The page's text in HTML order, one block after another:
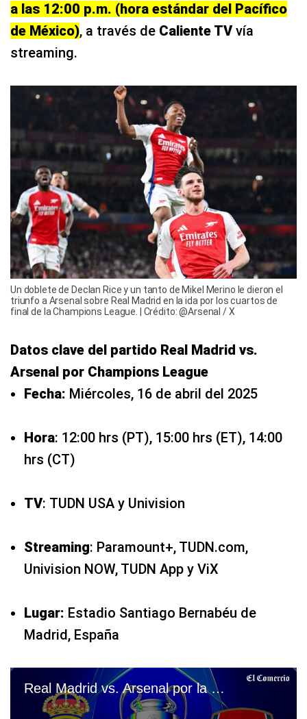
a las 12:00 p.m. (hora estándar del Pacífico
de México), a través de Caliente TVvía
streaming.
Un doblete de Declan Rice y un tanto de Mikel Merino le dieron el
triunfo a Arsenal sobre Real Madrid en la ida por los cuartos de
final de la Champions League. | Crédito: @Arsenal / X
Datos clave del partido Real Madrid vs.
Arsenal por Champions League
Fecha: Miércoles, 16 de abril del 2025
Hora: 12:00 hrs (PT), 15:00 hrs (ET), 14:00
hrs (CT)
TV: TUDN USA y Univision
Streaming: Paramount+, TUDN.com,
Univision NOW, TUDN App y ViX
Lugar: Estadio Santiago Bernabéu de
Madrid, España
Real Madrid vs. Arsenal por la vuelta de los cuartos de final de la UEFA Champions League 2024-25